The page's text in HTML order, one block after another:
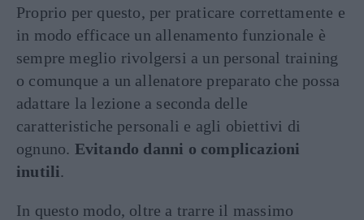
Proprio per questo, per praticare correttamente e
in modo efficace un allenamento funzionale è
sempre meglio rivolgersi a un personal training
o comunque a un allenatore preparato che possa
adattare la lezione a seconda delle
caratteristiche personali e agli obiettivi di
ognuno. Evitando danni o complicazioni
inutili.
In questo modo, oltre a trarre il massimo